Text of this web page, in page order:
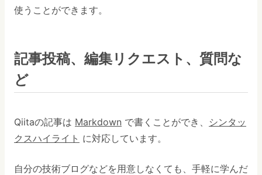
使うことができます。
記事投稿、編集リクエスト、質問な
ど
Qiitaの記事は Markdown で書くことができ、 シンタッ
クスハイライト に対応しています。
自分の技術ブログなどを用意しなくても、手軽に学んだ